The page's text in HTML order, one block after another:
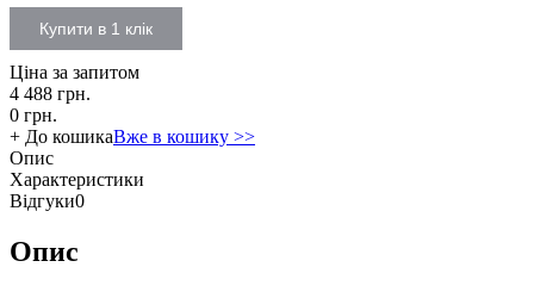
Купити в 1 клiк
Ціна за запитом
4 488 грн.
0 грн.
+ До кошикаВже в кошику >>
Опис
Характеристики
Відгуки0
Опис